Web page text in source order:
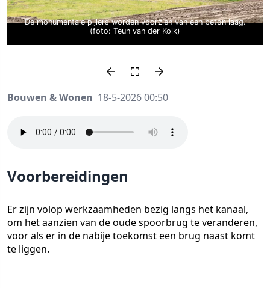
De monumentale pijlers worden voorzien van een beton laag.
(foto: Teun van der Kolk)
Bouwen & Wonen 18-5-2026 00:50
Voorbereidingen
Er zijn volop werkzaamheden bezig langs het kanaal,
om het aanzien van de oude spoorbrug te veranderen,
voor als er in de nabije toekomst een brug naast komt
te liggen.